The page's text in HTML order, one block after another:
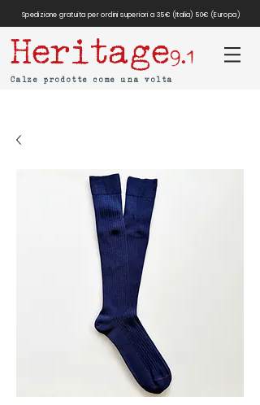
Spedizione gratuita per ordini superiori a 35€ (Italia) 50€ (Europa)
Heritage9.1
Calze prodotte come una volta